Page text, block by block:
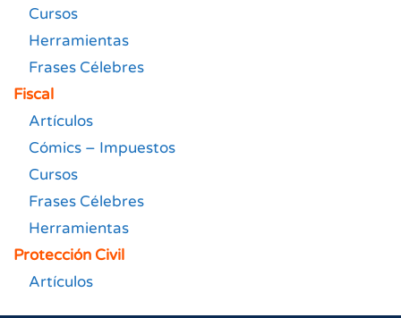
Cursos
Herramientas
Frases Célebres
Fiscal
Artículos
Cómics – Impuestos
Cursos
Frases Célebres
Herramientas
Protección Civil
Artículos